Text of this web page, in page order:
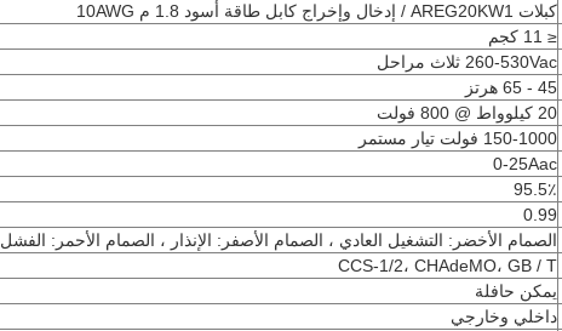
كبلات AREG20KW1 / إدخال وإخراج كابل طاقة أسود 1.8 م 10AWG
≤ 11 كجم
260-530Vac ثلاث مراحل
45 - 65 هرتز
20 كيلوواط @ 800 فولت
150-1000 فولت تيار مستمر
0-25Aac
95.5٪
0.99
الصمام الأخضر: التشغيل العادي ، الصمام الأصفر: الإنذار ، الصمام الأحمر: الفشل
CCS-1/2، CHAdeMO، GB / T
يمكن حافلة
داخلي وخارجي